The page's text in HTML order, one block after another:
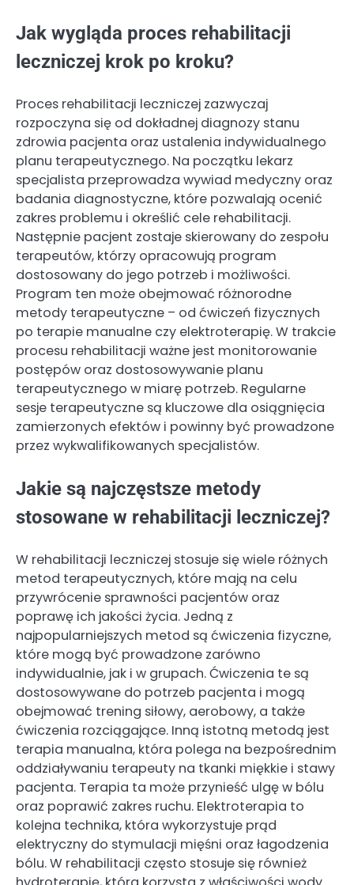
Jak wygląda proces rehabilitacji
leczniczej krok po kroku?
Proces rehabilitacji leczniczej zazwyczaj
rozpoczyna się od dokładnej diagnozy stanu
zdrowia pacjenta oraz ustalenia indywidualnego
planu terapeutycznego. Na początku lekarz
specjalista przeprowadza wywiad medyczny oraz
badania diagnostyczne, które pozwalają ocenić
zakres problemu i określić cele rehabilitacji.
Następnie pacjent zostaje skierowany do zespołu
terapeutów, którzy opracowują program
dostosowany do jego potrzeb i możliwości.
Program ten może obejmować różnorodne
metody terapeutyczne – od ćwiczeń fizycznych
po terapie manualne czy elektroterapię. W trakcie
procesu rehabilitacji ważne jest monitorowanie
postępów oraz dostosowywanie planu
terapeutycznego w miarę potrzeb. Regularne
sesje terapeutyczne są kluczowe dla osiągnięcia
zamierzonych efektów i powinny być prowadzone
przez wykwalifikowanych specjalistów.
Jakie są najczęstsze metody
stosowane w rehabilitacji leczniczej?
W rehabilitacji leczniczej stosuje się wiele różnych
metod terapeutycznych, które mają na celu
przywrócenie sprawności pacjentów oraz
poprawę ich jakości życia. Jedną z
najpopularniejszych metod są ćwiczenia fizyczne,
które mogą być prowadzone zarówno
indywidualnie, jak i w grupach. Ćwiczenia te są
dostosowywane do potrzeb pacjenta i mogą
obejmować trening siłowy, aerobowy, a także
ćwiczenia rozciągające. Inną istotną metodą jest
terapia manualna, która polega na bezpośrednim
oddziaływaniu terapeuty na tkanki miękkie i stawy
pacjenta. Terapia ta może przynieść ulgę w bólu
oraz poprawić zakres ruchu. Elektroterapia to
kolejna technika, która wykorzystuje prąd
elektryczny do stymulacji mięśni oraz łagodzenia
bólu. W rehabilitacji często stosuje się również